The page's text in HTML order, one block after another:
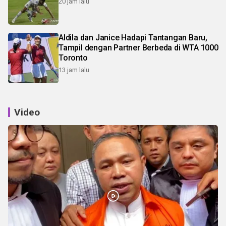
Aldila dan Janice Hadapi Tantangan Baru,
Tampil dengan Partner Berbeda di WTA 1000
Toronto
13 jam lalu
Video